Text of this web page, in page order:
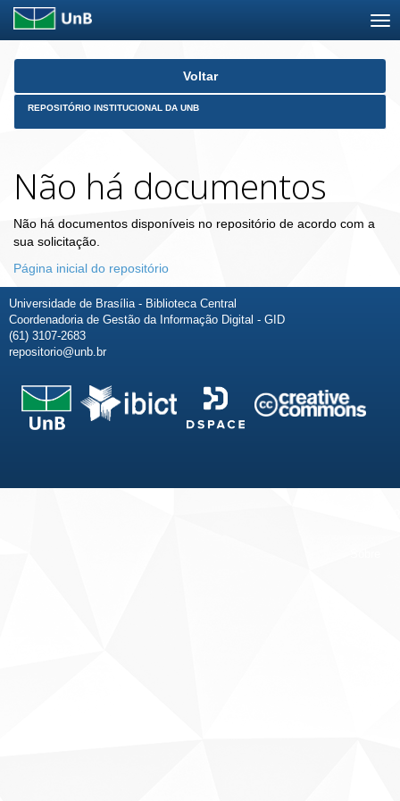
Skip
Voltar
REPOSITÓRIO INSTITUCIONAL DA UNB
Não há documentos
Não há documentos disponíveis no repositório de acordo com a
sua solicitação.
Página inicial do repositório
Universidade de Brasília - Biblioteca Central
Coordenadoria de Gestão da Informação Digital - GID
(61) 3107-2683
repositorio@unb.br